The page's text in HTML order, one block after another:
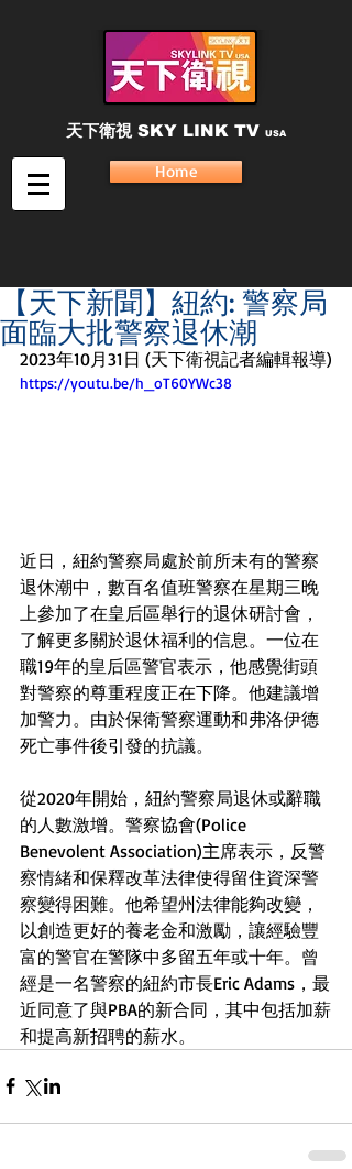
天下衛視 SKY LINK TV USA
Home
【天下新聞】紐約: 警察局
面臨大批警察退休潮
2023年10月31日 (天下衛視記者編輯報導)
https://youtu.be/h_oT60YWc38
近日，紐約警察局處於前所未有的警察
退休潮中，數百名值班警察在星期三晚
上參加了在皇后區舉行的退休研討會，
了解更多關於退休福利的信息。一位在
職19年的皇后區警官表示，他感覺街頭
對警察的尊重程度正在下降。他建議增
加警力。由於保衛警察運動和弗洛伊德
死亡事件後引發的抗議。
從2020年開始，紐約警察局退休或辭職
的人數激增。警察協會(Police
Benevolent Association)主席表示，反警
察情緒和保釋改革法律使得留住資深警
察變得困難。他希望州法律能夠改變，
以創造更好的養老金和激勵，讓經驗豐
富的警官在警隊中多留五年或十年。曾
經是一名警察的紐約市長Eric Adams，最
近同意了與PBA的新合同，其中包括加薪
和提高新招聘的薪水。